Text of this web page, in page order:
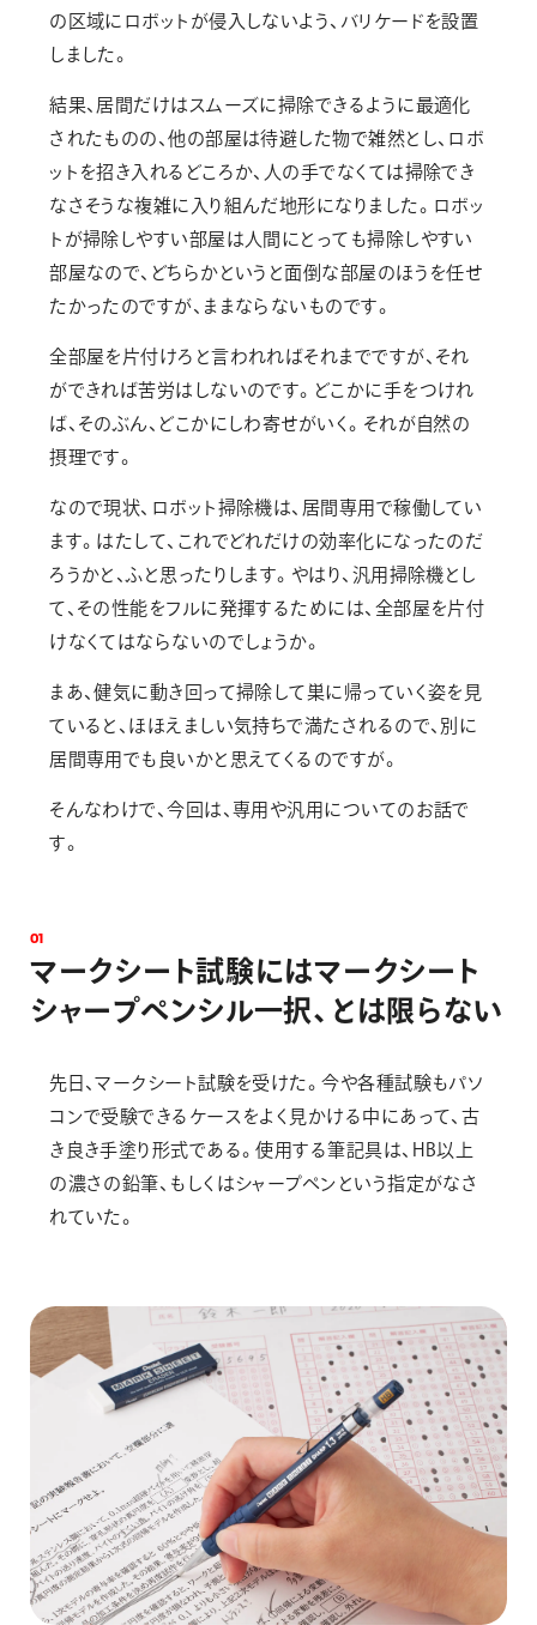
の区域にロボットが侵入しないよう、バリケードを設置
しました。
結果、居間だけはスムーズに掃除できるように最適化
されたものの、他の部屋は待避した物で雑然とし、ロボ
ットを招き入れるどころか、人の手でなくては掃除でき
なさそうな複雑に入り組んだ地形になりました。ロボッ
トが掃除しやすい部屋は人間にとっても掃除しやすい
部屋なので、どちらかというと面倒な部屋のほうを任せ
たかったのですが、ままならないものです。
全部屋を片付けろと言われればそれまでですが、それ
ができれば苦労はしないのです。どこかに手をつけれ
ば、そのぶん、どこかにしわ寄せがいく。それが自然の
摂理です。
なので現状、ロボット掃除機は、居間専用で稼働してい
ます。はたして、これでどれだけの効率化になったのだ
ろうかと、ふと思ったりします。やはり、汎用掃除機とし
て、その性能をフルに発揮するためには、全部屋を片付
けなくてはならないのでしょうか。
まあ、健気に動き回って掃除して巣に帰っていく姿を見
ていると、ほほえましい気持ちで満たされるので、別に
居間専用でも良いかと思えてくるのですが。
そんなわけで、今回は、専用や汎用についてのお話で
す。
01
マークシー ト試験にはマークシー ト
シャープペンシル一択、 と は 限 らない
先日、マークシート試験を受けた。今や各種試験もパソ
コンで受験できるケースをよく見かける中にあって、古
き良き手塗り形式である。使用する筆記具は、HB以上
の濃さの鉛筆、もしくはシャープペンという指定がなさ
れていた。